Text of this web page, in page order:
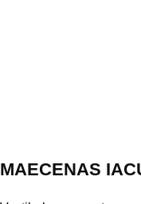
MAECENAS